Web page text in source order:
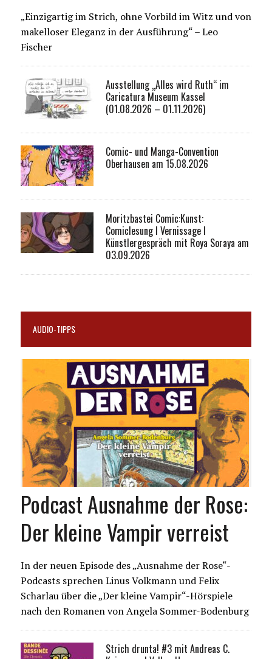
„Einzigartig im Strich, ohne Vorbild im Witz und von
makelloser Eleganz in der Ausführung“ – Leo
Fischer
Ausstellung „Alles wird Ruth“ im
Caricatura Museum Kassel
(01.08.2026 – 01.11.2026)
Comic- und Manga-Convention
Oberhausen am 15.08.2026
Moritzbastei Comic:Kunst:
Comiclesung I Vernissage I
Künstlergespräch mit Roya Soraya am
03.09.2026
AUDIO-TIPPS
Podcast Ausnahme der Rose:
Der kleine Vampir verreist
In der neuen Episode des „Ausnahme der Rose“-
Podcasts sprechen Linus Volkmann und Felix
Scharlau über die „Der kleine Vampir“-Hörspiele
nach den Romanen von Angela Sommer-Bodenburg
Strich drunta! #3 mit Andreas C.